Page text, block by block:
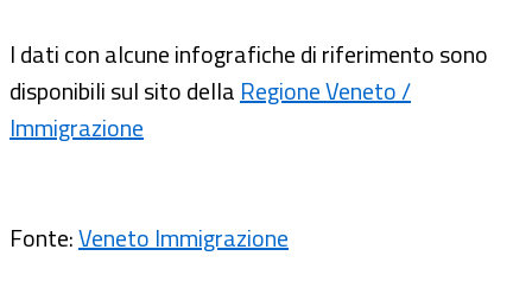
I dati con alcune infografiche di riferimento sono
disponibili sul sito della Regione Veneto /
Immigrazione
Fonte:Veneto Immigrazione